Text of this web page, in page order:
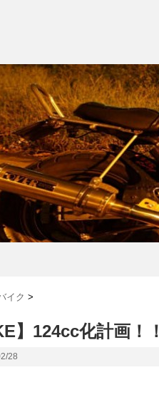
イク >
】124cc化計画！！
28